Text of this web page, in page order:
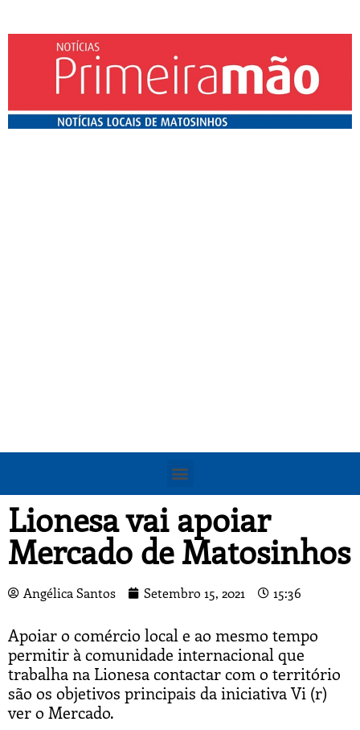
Lionesa vai apoiar
Mercado de Matosinhos
Angélica Santos Setembro 15, 2021 15:36
Apoiar o comércio local e ao mesmo tempo
permitir à comunidade internacional que
trabalha na Lionesa contactar com o território
são os objetivos principais da iniciativa Vi (r)
ver o Mercado.